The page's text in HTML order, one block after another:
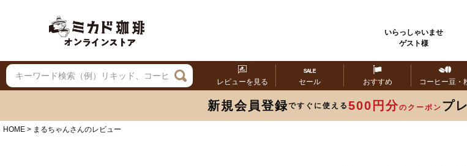
いらっしゃいませ
ゲスト様
レビューを見る セール おすすめ コーヒー豆・
新規会員登録ですぐに使える 500円分のクーポン プ
HOME まるちゃんさんのレビュー